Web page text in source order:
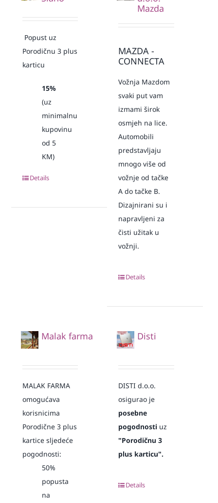
Popust uz
Porodičnu 3 plus
karticu
15%
(uz
minimalnu
kupovinu
od 5
KM)
Details
Mazda
MAZDA -
CONNECTA
Vožnja Mazdom
svaki put vam
izmami širok
osmjeh na lice.
Automobili
predstavljaju
mnogo više od
vožnje od tačke
A do tačke B.
Dizajnirani su i
napravljeni za
čisti užitak u
vožnji.
Details
Malak farma
MALAK FARMA
omogućava
korisnicima
Porodične 3 plus
kartice sljedeće
pogodnosti:
50%
popusta
na
Disti
DISTI d.o.o.
osigurao je
posebne
pogodnosti uz
"Porodičnu 3
plus karticu".
Details